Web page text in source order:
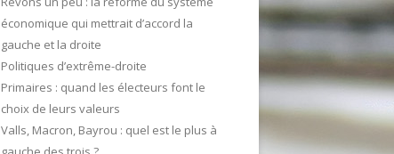
e
:
économique qui mettrait d’accord la
gauche et la droite
Politiques d’extrême-droite
Primaires : quand les électeurs font le
choix de leurs valeurs
Valls, Macron, Bayrou : quel est le plus à